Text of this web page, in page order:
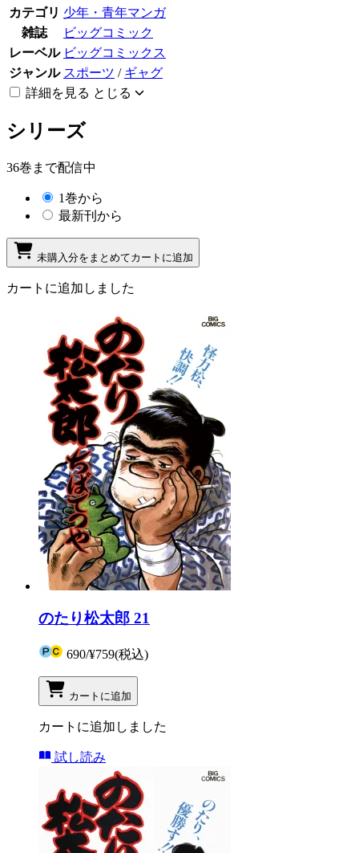
カテゴリ 少年・青年マンガ
雑誌
ビッグコミック
レーベル ビッグコミックス
ジャンル スポーツ / ギャグ
詳細を見る とじる
シリーズ
36巻まで配信中
1巻から
最新刊から
未購入分をまとめてカートに追加
カートに追加しました
のたり松太郎 21
690/¥759(税込)
カートに追加
カートに追加しました
試し読み